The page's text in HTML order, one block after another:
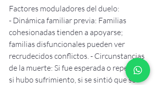
Factores moduladores del duelo:
- Dinámica familiar previa: Familias
cohesionadas tienden a apoyarse;
familias disfuncionales pueden ver
recrudecidos conflictos. - Circunstancias
de la muerte: Si fue esperada o repentina,
si hubo sufrimiento, si se sintió que se